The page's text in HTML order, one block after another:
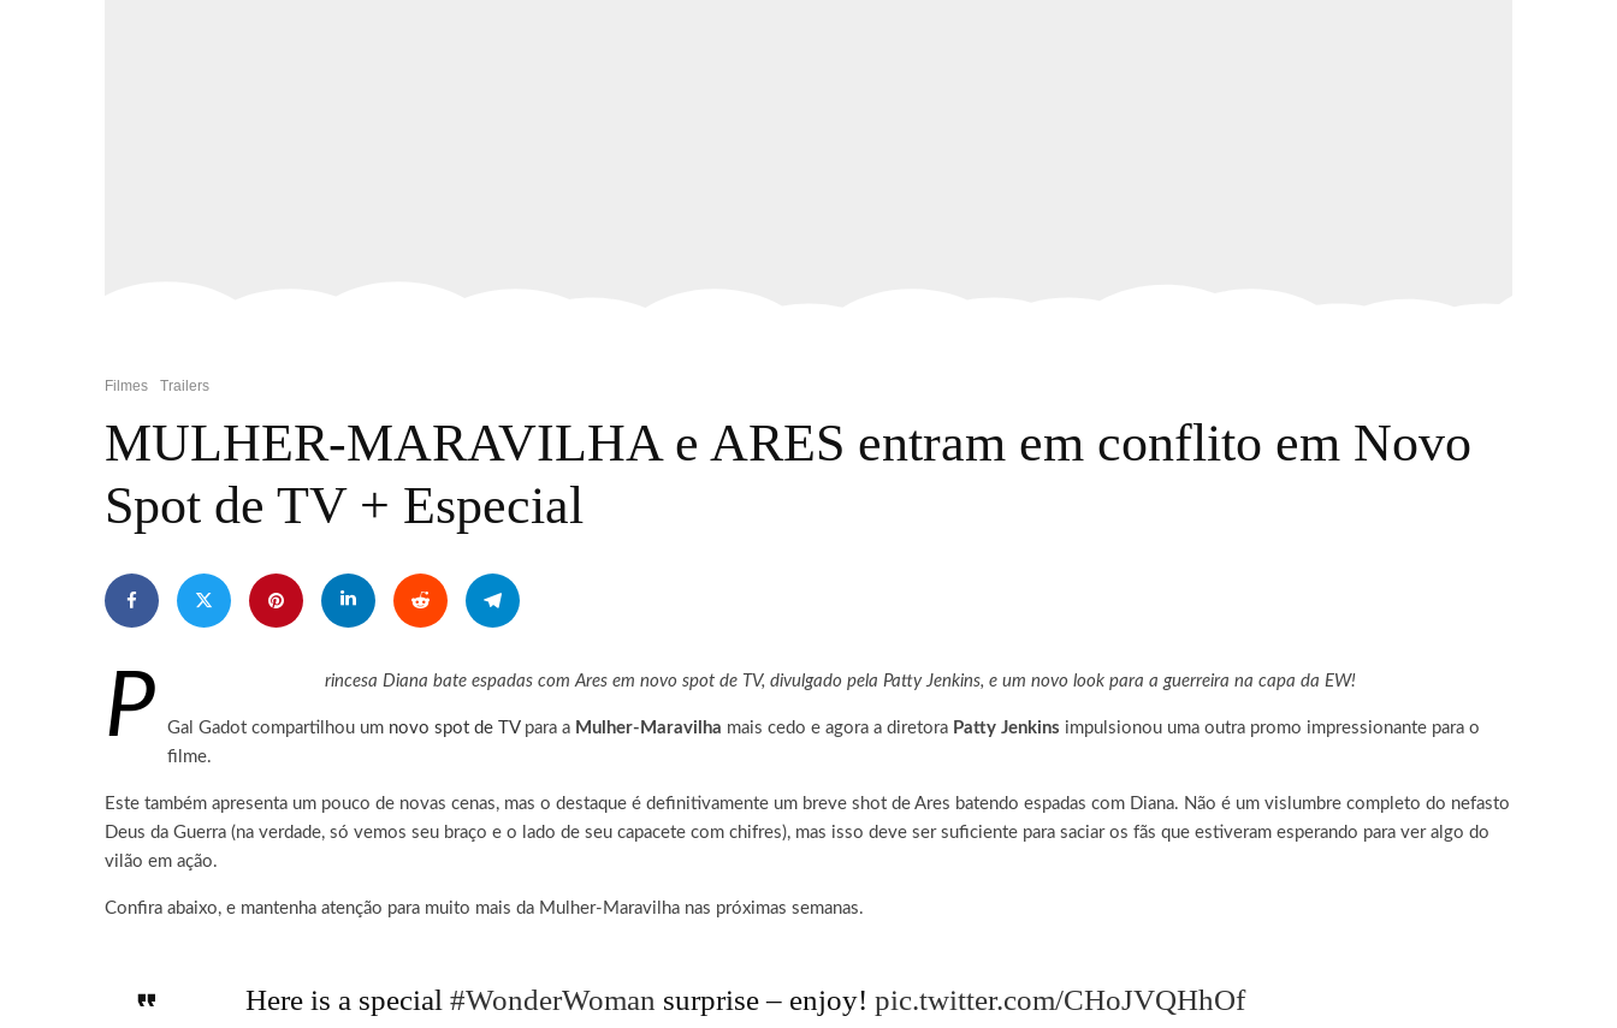
Filmes Trailers
MULHER-MARAVILHA e ARES entram em conflito em Novo
Spot de TV + Especial
P rincesa Diana bate espadas com Ares em novo spot de TV, divulgado pela Patty Jenkins, e um novo look para a guerreira na capa da EW!
Gal Gadot compartilhou um novo spot de TVpara a Mulher-Maravilha mais cedo e agora a diretora Patty Jenkins impulsionou uma outra promo impressionante para o
filme.
Este também apresenta um pouco de novas cenas, mas o destaque é definitivamente um breve shot de Ares batendo espadas com Diana. Não é um vislumbre completo do nefasto
Deus da Guerra (na verdade, só vemos seu braço e o lado de seu capacete com chifres), mas isso deve ser suficiente para saciar os fãs que estiveram esperando para ver algo do
vilão em ação.
Confira abaixo, e mantenha atenção para muito mais da Mulher-Maravilha nas próximas semanas.
Here is a special #WonderWoman surprise – enjoy! pic.twitter.com/CHoJVQHhOf